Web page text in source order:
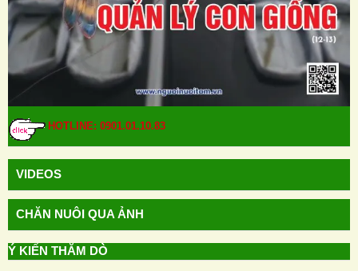
HOTLINE: 0901.01.10.83
VIDEOS
CHĂN NUÔI QUA ẢNH
Ý KIẾN THĂM DÒ